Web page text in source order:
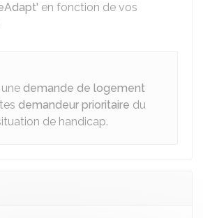
en fonction de vos
demande de logement
demandeur prioritaire du
de handicap.